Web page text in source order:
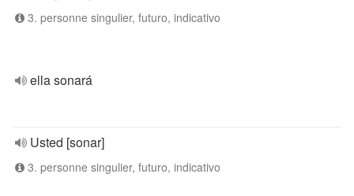
3. personne singulier, futuro, indicativo
ella sonará
Usted [sonar]
3. personne singulier, futuro, indicativo